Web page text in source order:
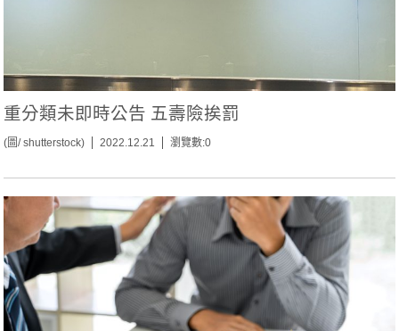
重分類未即時公告 五壽險挨罰
(圖/ shutterstock) 2022.12.21 瀏覽數:0